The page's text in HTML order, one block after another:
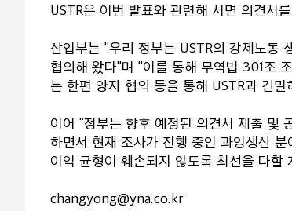
USTR은 이번 발표와 관련해 서면 의견서
산업부는 "우리 정부는 USTR의 강제노동
협의해 왔다"며 "이를 통해 무역법 301조
는 한편 양자 협의 등을 통해 USTR과 긴
이어 "정부는 향후 예정된 의견서 제출 및
하면서 현재 조사가 진행 중인 과잉생산
이익 균형이 훼손되지 않도록 최선을 다할
changyong@yna.co.kr